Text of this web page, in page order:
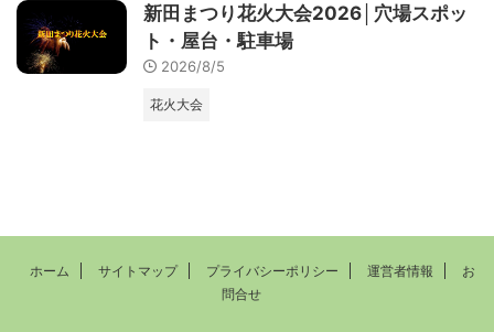
新田まつり花火大会2026│穴場スポッ
ト・屋台・駐車場
2026/8/5
花火大会
ホーム サイトマップ プライバシーポリシー 運営者情報
お
問合せ